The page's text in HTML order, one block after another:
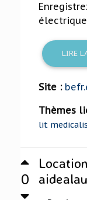
LIRE
Site :
Thèmes
lit
0